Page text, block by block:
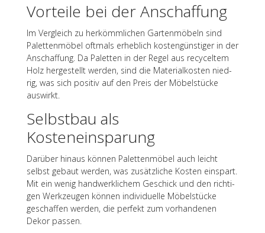
Vorteile bei der Anschaffung
Im Vergleich zu herkömm­li­chen Garten­mö­beln sind
Palet­ten­mö­bel oftmals erheb­lich kosten­güns­ti­ger in der
Anschaf­fung. Da Palet­ten in der Regel aus recy­cel­tem
Holz herge­stellt werden, sind die Mate­ri­al­kos­ten nied­
rig, was sich posi­tiv auf den Preis der Möbel­stü­cke
auswirkt.
Selbst­bau als
Kosteneinsparung
Darüber hinaus können Palet­ten­mö­bel auch leicht
selbst gebaut werden, was zusätz­li­che Kosten einspart.
Mit ein wenig hand­werk­li­chem Geschick und den rich­ti­
gen Werk­zeu­gen können indi­vi­du­elle Möbel­stü­cke
geschaf­fen werden, die perfekt zum vorhan­de­nen
Dekor passen.